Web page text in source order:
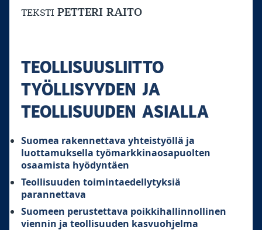
TEKSTI PETTERI RAITO
TEOLLISUUSLIITTO
TYÖLLISYYDEN JA
TEOLLISUUDEN ASIALLA
Suomea rakennettava yhteistyöllä ja
luottamuksella työmarkkinaosapuolten
osaamista hyödyntäen
Teollisuuden toimintaedellytyksiä
parannettava
Suomeen perustettava poikkihallinnollinen
viennin ja teollisuuden kasvuohjelma